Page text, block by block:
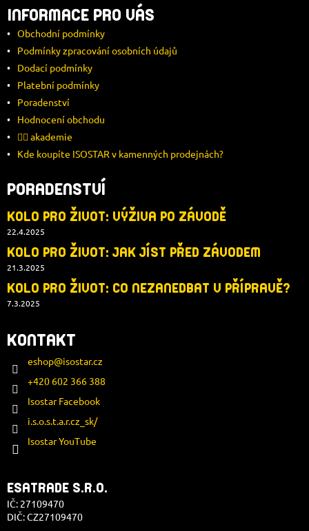
Á
P
A
T
INFORMACE PRO VÁS
Obchodní podmínky
Podmínky zpracování osobních údajů
Dodací podmínky
Platební podmínky
Poradenství
Hodnocení obchodu
🚴‍♂️ akademie
Kde koupíte ISOSTAR v kamenných prodejnách?
PORADENSTVÍ
KOLO PRO ŽIVOT: VÝŽIVA PO ZÁVODĚ
22.4.2025
KOLO PRO ŽIVOT: JAK JÍST PŘED ZÁVODEM
21.3.2025
KOLO PRO ŽIVOT: CO NEZANEDBAT V PŘÍPRAVĚ?
7.3.2025
KONTAKT
eshop@isostar.cz
+420 602 366 388
Isostar Facebook
i.s.o.s.t.a.r.cz_sk/
Isostar YouTube
ESATRADE S.R.O.
IČ: 27109470
DIČ: CZ27109470